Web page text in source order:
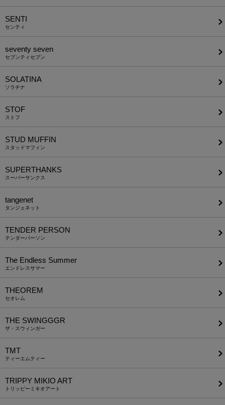
SENTI
センティ
seventy seven
セブンティセブン
SOLATINA
ソラチナ
STOF
ストフ
STUD MUFFIN
スタッドマフィン
SUPERTHANKS
スーパーサンクス
tangenet
タンジェネット
TENDER PERSON
テンダーパーソン
The Endless Summer
エンドレスサマー
THEOREM
セオレム
THE SWINGGGR
ザ・スウィンガー
TMT
ティーエムティー
TRIPPY MIKIO ART
トリッピーミキオアート